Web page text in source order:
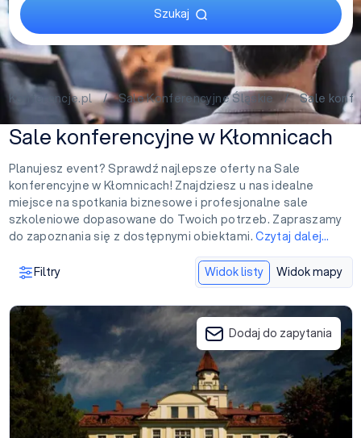
Szukaj
Konferencje.pl/Sale Konferencyjne Śląskie / Sale
Sale konferencyjne w Kłomnicach
Planujesz event? Sprawdź najlepsze oferty na Sale
konferencyjne w Kłomnicach! Znajdziesz u nas idealne
miejsce na spotkania biznesowe i profesjonalne sale
szkoleniowe dopasowane do Twoich potrzeb. Zapraszamy
do zapoznania się z dostępnymi obiektami.Czytaj dalej…
Filtry Widok listy Widok mapy
Pałac Nieznanice
Dodaj do zapytania